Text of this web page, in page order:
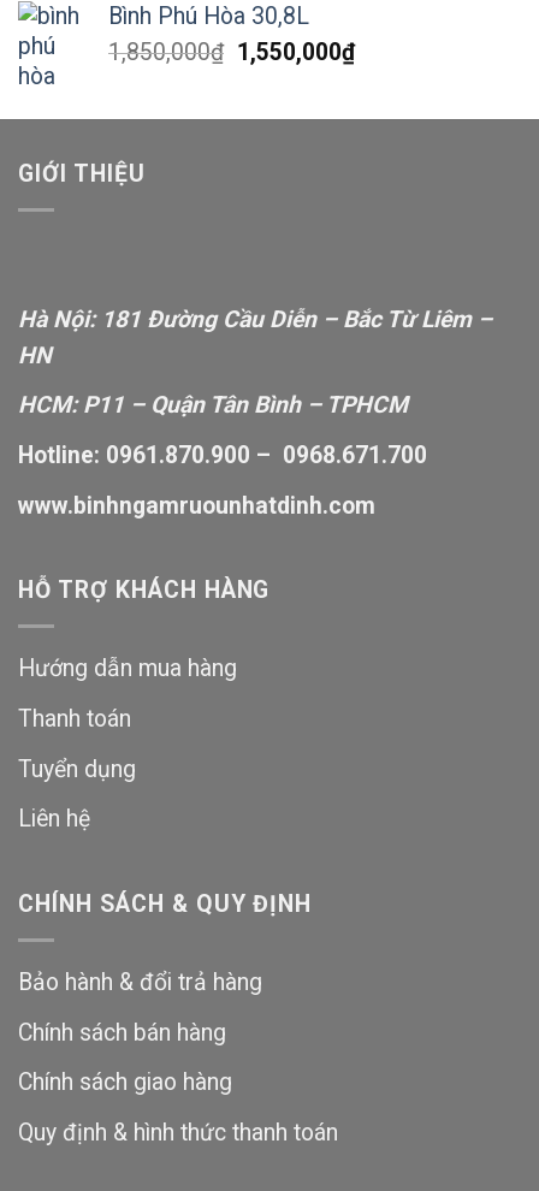
là:
500,000₫.là:
Bình Phú Hòa 30,8L
1,850,000₫ Giá
1,550,000₫Giá
GIỚI THIỆU
Hà Nội: 181 Đường Cầu Diễn – Bắc Từ Liêm –
HN
HCM: P11 – Quận Tân Bình – TPHCM
Hotline: 0961.870.900 – 0968.671.700
www.binhngamruounhatdinh.com
HỖ TRỢ KHÁCH HÀNG
Hướng dẫn mua hàng
Thanh toán
Tuyển dụng
Liên hệ
CHÍNH SÁCH & QUY ĐỊNH
Bảo hành & đổi trả hàng
Chính sách bán hàng
Chính sách giao hàng
Quy định & hình thức thanh toán